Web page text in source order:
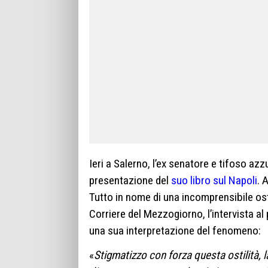
Ieri a Salerno, l’ex senatore e tifoso
presentazione del suo libro sul Napoli.
Tutto in nome di una incomprensibile
Corriere del Mezzogiorno, l’intervista
una sua interpretazione del fenomeno:
«Stigmatizzo con forza questa ostilità,